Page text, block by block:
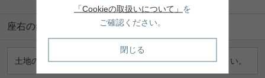
座右の銘 キャンプに行こう
土地の有効活用等、不動産のことなら何でもご相談ください。
「Cookieの取扱いについて」 を
ご確認ください。
閉じる